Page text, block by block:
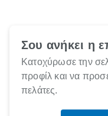
Σου ανήκει η
Κατοχύρωσε την
προφίλ και να
πελάτες.